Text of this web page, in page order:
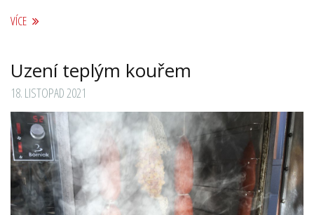
VÍCE
Uzení teplým kouřem
18. LISTOPAD 2021